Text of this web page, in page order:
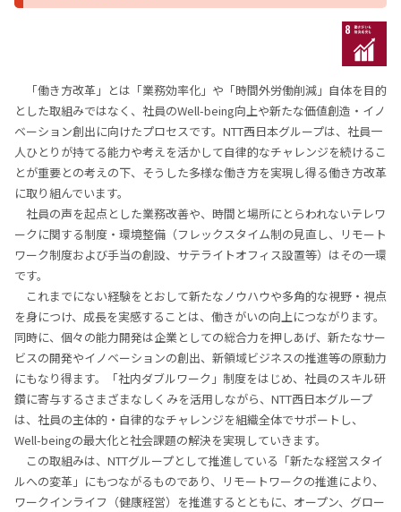
「働き方改革」とは「業務効率化」や「時間外労働削減」自体を目的
とした取組みではなく、社員のWell-being向上や新たな価値創造・イノ
ベーション創出に向けたプロセスです。NTT⻄⽇本グループは、社員一
人ひとりが持てる能力や考えを活かして自律的なチャレンジを続けるこ
とが重要との考えの下、そうした多様な働き⽅を実現し得る働き⽅改⾰
に取り組んでいます。
社員の声を起点とした業務改善や、時間と場所にとらわれないテレワ
ークに関する制度・環境整備（フレックスタイム制の⾒直し、リモート
ワーク制度および⼿当の創設、サテライトオフィス設置等）はその一環
です。
これまでにない経験をとおして新たなノウハウや多角的な視野・視点
を身につけ、成長を実感することは、働きがいの向上につながります。
同時に、個々の能力開発は企業としての総合力を押しあげ、新たなサー
ビスの開発やイノベーションの創出、新領域ビジネスの推進等の原動力
にもなり得ます。「社内ダブルワーク」制度をはじめ、社員のスキル研
鑽に寄与するさまざまなしくみを活用しながら、NTT⻄⽇本グループ
は、社員の主体的・⾃律的なチャレンジを組織全体でサポートし、
Well-beingの最大化と社会課題の解決を実現していきます。
この取組みは、NTTグループとして推進している「新たな経営スタイ
ルへの変革」にもつながるものであり、リモートワークの推進により、
ワークインライフ（健康経営）を推進するとともに、オープン、グロー